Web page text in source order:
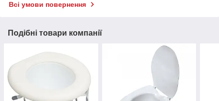
Всі умови повернення
Подібні товари компанії